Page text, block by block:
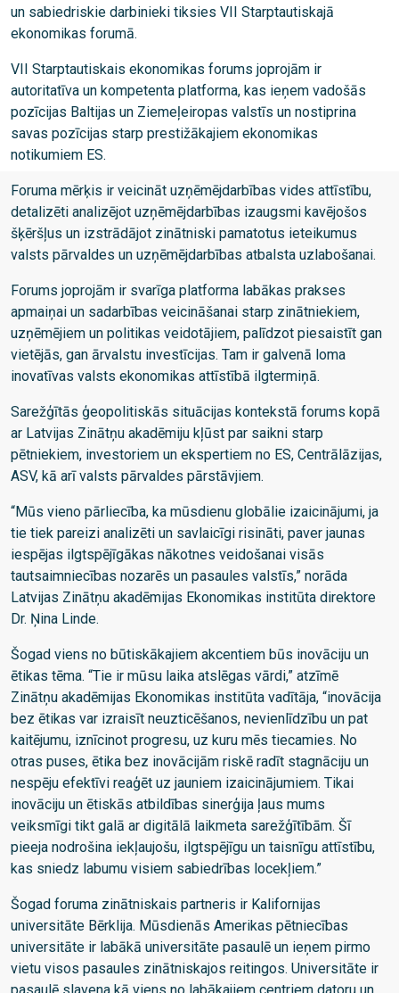
un sabiedriskie darbinieki tiksies VII Starptautiskajā
ekonomikas forumā.
VII Starptautiskais ekonomikas forums joprojām ir
autoritatīva un kompetenta platforma, kas ieņem vadošās
pozīcijas Baltijas un Ziemeļeiropas valstīs un nostiprina
savas pozīcijas starp prestižākajiem ekonomikas
notikumiem ES.
Foruma mērķis ir veicināt uzņēmējdarbības vides attīstību,
detalizēti analizējot uzņēmējdarbības izaugsmi kavējošos
šķēršļus un izstrādājot zinātniski pamatotus ieteikumus
valsts pārvaldes un uzņēmējdarbības atbalsta uzlabošanai.
Forums joprojām ir svarīga platforma labākas prakses
apmaiņai un sadarbības veicināšanai starp zinātniekiem,
uzņēmējiem un politikas veidotājiem, palīdzot piesaistīt gan
vietējās, gan ārvalstu investīcijas. Tam ir galvenā loma
inovatīvas valsts ekonomikas attīstībā ilgtermiņā.
Sarežģītās ģeopolitiskās situācijas kontekstā forums kopā
ar Latvijas Zinātņu akadēmiju kļūst par saikni starp
pētniekiem, investoriem un ekspertiem no ES, Centrālāzijas,
ASV, kā arī valsts pārvaldes pārstāvjiem.
“Mūs vieno pārliecība, ka mūsdienu globālie izaicinājumi, ja
tie tiek pareizi analizēti un savlaicīgi risināti, paver jaunas
iespējas ilgtspējīgākas nākotnes veidošanai visās
tautsaimniecības nozarēs un pasaules valstīs,” norāda
Latvijas Zinātņu akadēmijas Ekonomikas institūta direktore
Dr. Ņina Linde.
Šogad viens no būtiskākajiem akcentiem būs inovāciju un
ētikas tēma. “Tie ir mūsu laika atslēgas vārdi,” atzīmē
Zinātņu akadēmijas Ekonomikas institūta vadītāja, “inovācija
bez ētikas var izraisīt neuzticēšanos, nevienlīdzību un pat
kaitējumu, iznīcinot progresu, uz kuru mēs tiecamies. No
otras puses, ētika bez inovācijām riskē radīt stagnāciju un
nespēju efektīvi reaģēt uz jauniem izaicinājumiem. Tikai
inovāciju un ētiskās atbildības sinerģija ļaus mums
veiksmīgi tikt galā ar digitālā laikmeta sarežģītībām. Šī
pieeja nodrošina iekļaujošu, ilgtspējīgu un taisnīgu attīstību,
kas sniedz labumu visiem sabiedrības locekļiem.”
Šogad foruma zinātniskais partneris ir Kalifornijas
universitāte Bērklija. Mūsdienās Amerikas pētniecības
universitāte ir labākā universitāte pasaulē un ieņem pirmo
vietu visos pasaules zinātniskajos reitingos. Universitāte ir
pasaulē slavena kā viens no labākajiem centriem datoru un